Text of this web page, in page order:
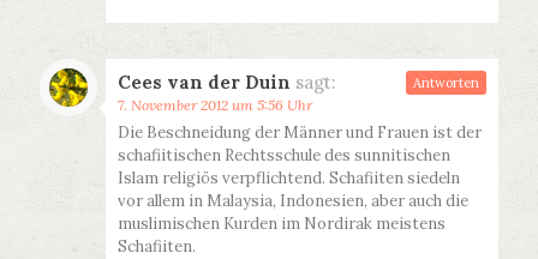
Cees van der Duin sagt:
7. November 2012 um 5:56 Uhr
Die Beschneidung der Männer und Frauen ist der
schafiitischen Rechtsschule des sunnitischen
Islam religiös verpflichtend. Schafiiten siedeln
vor allem in Malaysia, Indonesien, aber auch die
muslimischen Kurden im Nordirak meistens
Schafiiten.
Antworten